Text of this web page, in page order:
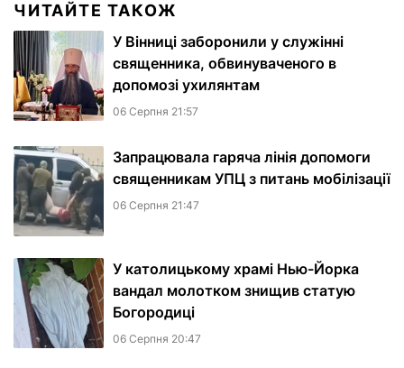
ЧИТАЙТЕ ТАКОЖ
У Вінниці заборонили у служінні
священника, обвинуваченого в
допомозі ухилянтам
06 Серпня 21:57
Запрацювала гаряча лінія допомоги
священникам УПЦ з питань мобілізації
06 Серпня 21:47
У католицькому храмі Нью-Йорка
вандал молотком знищив статую
Богородиці
06 Серпня 20:47